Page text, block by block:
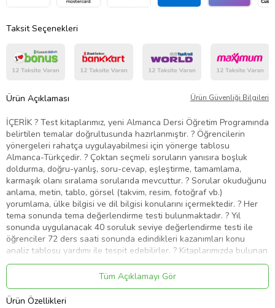
Taksit Seçenekleri
Ürün Açıklaması Ürün Güvenliği Bilgileri
İÇERİK ? Test kitaplarımız, yeni Almanca Dersi Öğretim Programında
belirtilen temalar doğrultusunda hazırlanmıştır. ? Öğrencilerin
yönergeleri rahatça uygulayabilmesi için yönerge tablosu
Almanca-Türkçedir. ? Çoktan seçmeli soruların yanısıra boşluk
doldurma, doğru-yanlış, soru-cevap, eşleştirme, tamamlama,
karmaşık olanı sıralama sorularıda mevcuttur. ? Sorular okuduğunu
anlama, metin, tablo, görsel (takvim, resim, fotoğraf vb.)
yorumlama, ülke bilgisi ve dil bilgisi konularını içermektedir. ? Her
tema sonunda tema değerlendirme testi bulunmaktadır. ? Yıl
sonunda uygulanacak 40 soruluk seviye değerlendirme testi ile
öğrenciler 72 ders saati sonunda edindikleri kazanımları konu
analiz tablosu yardımı ile tespit edebilirler. ? Kitaplarımızda bulunan
sorular öğrencilerin kendi kendine çalışma olanağı sağlamasıyla
birlikte, etkileşimli tahta ile sınıfta hep birlikte çözülmesine de
olanak sağlamaktadır. Sayfa Sayısı:96 SAYFA Dil:ALMANCA
Yayınevi:ÇIPA Yazar:OYA AKAY ZABUN
Tüm Açıklamayı Gör
Ürün Özellikleri